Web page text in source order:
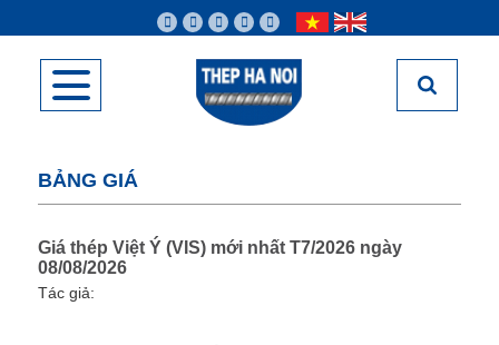
BẢNG GIÁ
Giá thép Việt Ý (VIS) mới nhất T7/2026 ngày
08/08/2026
Tác giả: